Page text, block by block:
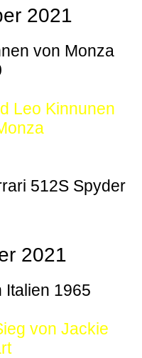
2021
von Monza
Leo Kinnunen
512S Spyder
2021
Italien 1965
von Jackie